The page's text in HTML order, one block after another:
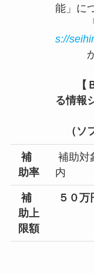
能」に
「省
s://
から
る情報
（ソ
補
助率
補助対
内
補
助上
限額
５０万